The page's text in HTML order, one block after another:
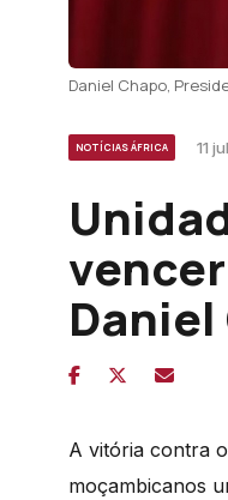
Daniel Chapo,
NOTÍCIAS ÁFRICA 11
Daniel
A vitória contra
moçambicanos